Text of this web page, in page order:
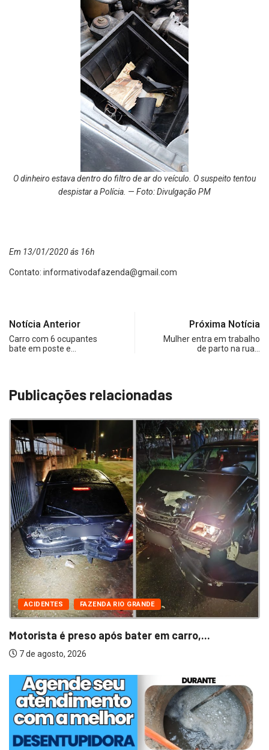
O dinheiro estava dentro do filtro de ar do veículo. O suspeito tentou
despistar a Polícia. — Foto: Divulgação PM
Em 13/01/2020 ás 16h
Contato: informativodafazenda@gmail.com
Notícia Anterior
Carro com 6 ocupantes
bate em poste e…
Próxima Notícia
Mulher entra em trabalho
de parto na rua…
Publicações relacionadas
ACIDENTES FAZENDA RIO GRANDE
Motorista é preso após bater em carro,...
7 de agosto, 2026